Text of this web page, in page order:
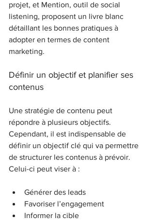
projet, et Mention, outil de social
listening, proposent un livre blanc
détaillant les bonnes pratiques à
adopter en termes de content
marketing.
Définir un objectif et planifier ses
contenus
Une stratégie de contenu peut
répondre à plusieurs objectifs.
Cependant, il est indispensable de
définir un objectif clé qui va permettre
de structurer les contenus à prévoir.
Celui-ci peut viser à :
Générer des leads
Favoriser l’engagement
Informer la cible